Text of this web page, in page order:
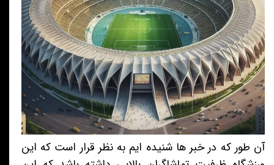
آن طور که در خبر ها شنیده ایم به نظر قرار است که این